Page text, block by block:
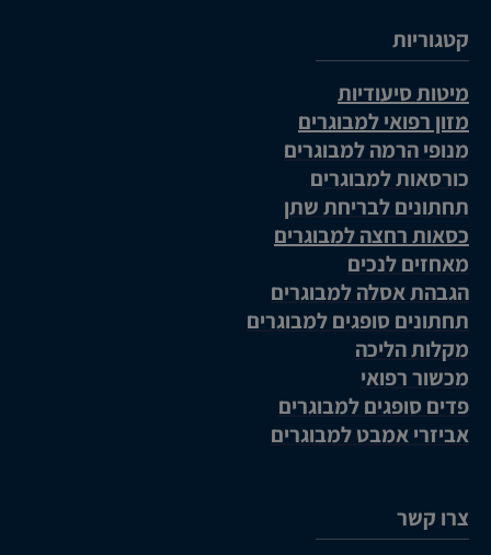
קטגוריות
מיטות סיעודיות
מזון רפואי למבוגרים
מנופי הרמה למבוגרים
כורסאות למבוגרים
תחתונים לבריחת שתן
כסאות רחצה למבוגרים
מאחזים לנכים
הגבהת אסלה למבוגרים
תחתונים סופגים למבוגרים
מקלות הליכה
מכשור רפואי
פדים סופגים למבוגרים
אביזרי אמבט למבוגרים
צרו קשר